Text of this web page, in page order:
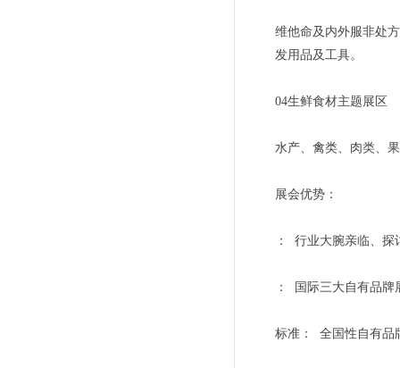
维他命及内外服非处
发用品及工具。
04生鲜食材主题展区
水产、禽类、肉类、
展会优势：
： 行业大腕亲临、
： 国际三大自有品
标准： 全国性自有品